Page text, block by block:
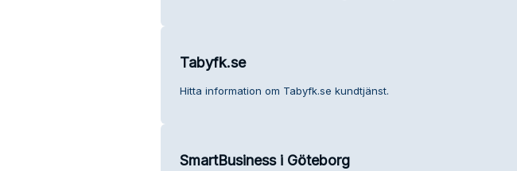
Tabyfk.se
Hitta information om Tabyfk.se kundtjänst.
SmartBusiness i Göteborg